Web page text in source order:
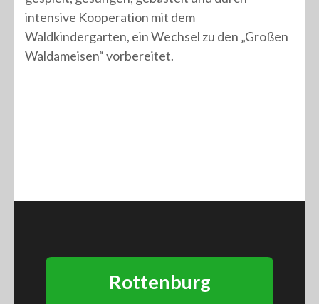
intensive Kooperation mit dem
Waldkindergarten, ein Wechsel zu den „Großen
Waldameisen“ vorbereitet.
Rottenburg